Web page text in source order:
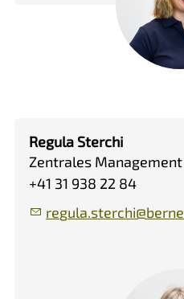
Regula Sterchi
Zentrales
+41 31 938 22 84
r g l st rch b rn